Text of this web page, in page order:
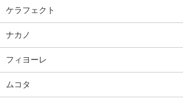
ケラフェクト
ナカノ
フィヨーレ
ムコタ